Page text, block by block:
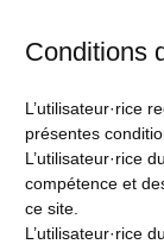
Conditions
L’utilisateur·rice
présentes
L’utilisateur·rice
compétence et
ce site.
L’utilisateur·rice